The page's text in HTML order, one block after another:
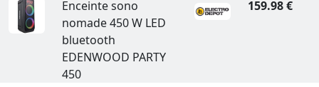
Enceinte sono
nomade 450 W LED
bluetooth
EDENWOOD PARTY
450
159.98 €